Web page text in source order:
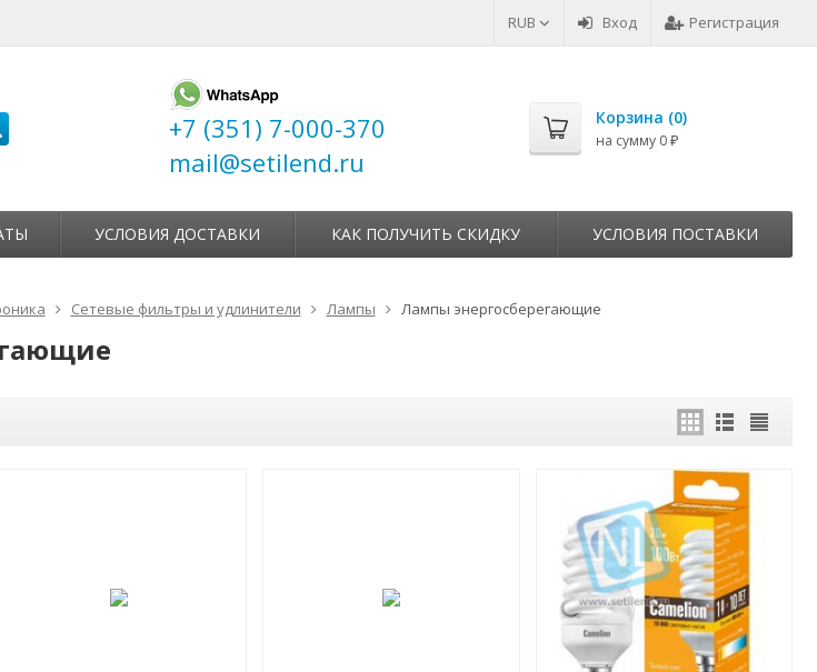
RUB Вход Регистрация
+7 (351) 7-000-370
mail@setilend.ru
Корзина (0)
на сумму 0 ₽
УСЛОВИЯ ДОСТАВКИ КАК ПОЛУЧИТЬ СКИДКУ УСЛОВИЯ ПОСТАВКИ
Сетевые фильтры и удлинители Лампы Лампы энергосберегающие